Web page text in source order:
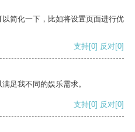
简化一下，比如将设置页面进行优
支持[0] 反对[0]
足我不同的娱乐需求。
支持[0] 反对[0]